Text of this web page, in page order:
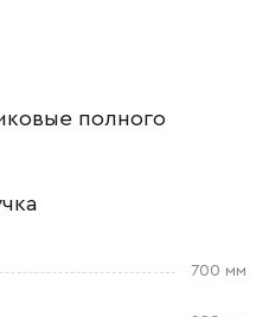
полного
700 мм